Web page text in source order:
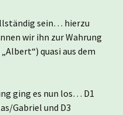
sein… hierzu
wir ihn zur Wahrung
quasi aus dem
ging es nun los… D1
Gabriel und D3